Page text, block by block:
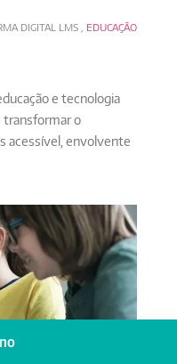
DIGITAL LMS, EDUCAÇÃO
e tecnologia
transformar o
acessível, envolvente